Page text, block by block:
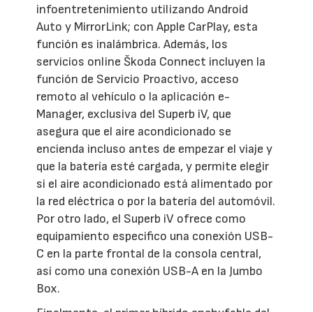
infoentretenimiento utilizando Android
Auto y MirrorLink; con Apple CarPlay, esta
función es inalámbrica. Además, los
servicios online Škoda Connect incluyen la
función de Servicio Proactivo, acceso
remoto al vehículo o la aplicación e-
Manager, exclusiva del Superb iV, que
asegura que el aire acondicionado se
encienda incluso antes de empezar el viaje y
que la batería esté cargada, y permite elegir
si el aire acondicionado está alimentado por
la red eléctrica o por la batería del automóvil.
Por otro lado, el Superb iV ofrece como
equipamiento especifico una conexión USB-
C en la parte frontal de la consola central,
así como una conexión USB-A en la Jumbo
Box.